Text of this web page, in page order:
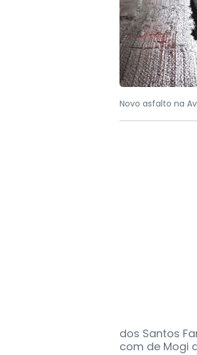
Novo asfalto na
dos Santos
com de Mogi